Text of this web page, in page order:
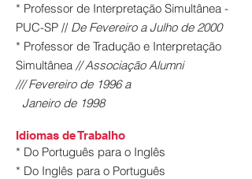
* Professor de Interpretação Simultânea -
PUC-SP // De Fevereiro a Julho de 2000
* Professor de Tradução e Interpretação
Simultânea // Associação Alumni
/// Fevereiro de 1996 a
Janeiro de 1998
Idiomas de Trabalho
* Do Português para o Inglês
* Do Inglês para o Português